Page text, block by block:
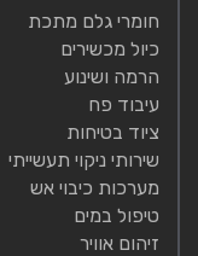
חומרי גלם מתכת
כיול מכשירים
הרמה ושינוע
עיבוד פח
ציוד בטיחות
שירותי ניקוי תעשייתי
מערכות כיבוי אש
טיפול במים
זיהום אוויר